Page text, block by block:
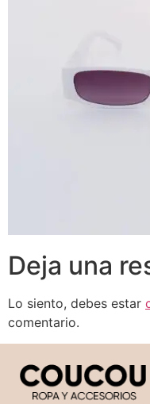
Deja una
Lo siento, debes estar
comentario.